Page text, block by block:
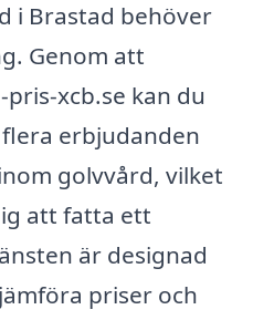
i Brastad behöver
Genom att
xcb.se kan du
erbjudanden
golvvård, vilket
att fatta ett
är designad
priser och